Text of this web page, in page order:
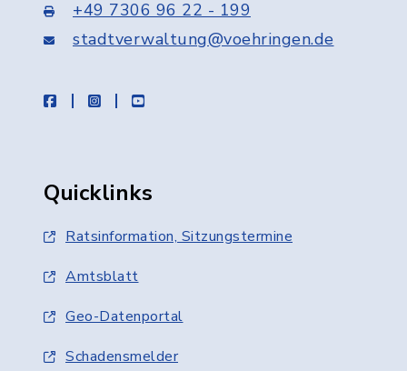
+49 7306 96 22 - 199
stadtverwaltung@voehringen.de
facebookinstagramyoutube
Quicklinks
Ratsinformation, Sitzungstermine
Amtsblatt
Geo-Datenportal
Schadensmelder